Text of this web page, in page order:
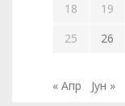
18
19
25
26
« Апр Јун »